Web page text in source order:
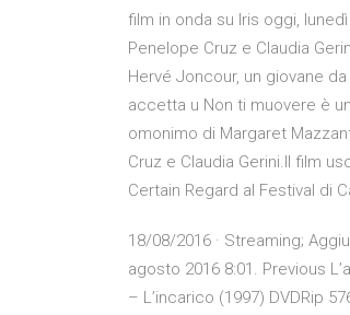
film in onda su Iris oggi,
Penelope Cruz e Claudia
Hervé Joncour, un giovane
accetta u Non ti muovere è
omonimo di Margaret
Cruz e Claudia Gerini.Il film
Certain Regard al Festival di
18/08/2016 · Streaming;
agosto 2016 8:01. Previous
– L’incarico (1997) DVDRip